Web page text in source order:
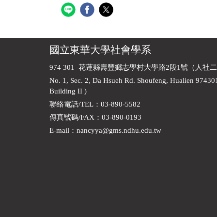
國立東華大學社會學系
974 301 花蓮縣壽豐鄉志學村大學路2段1號（人社
No. 1, Sec. 2, Da Hsueh Rd. Shoufeng, Hualien
Building II )
聯絡電話/TEL：03-890-5582
傳真號碼/FAX：03-890-0193
E-mail ： nancyya@gms.ndhu.edu.tw